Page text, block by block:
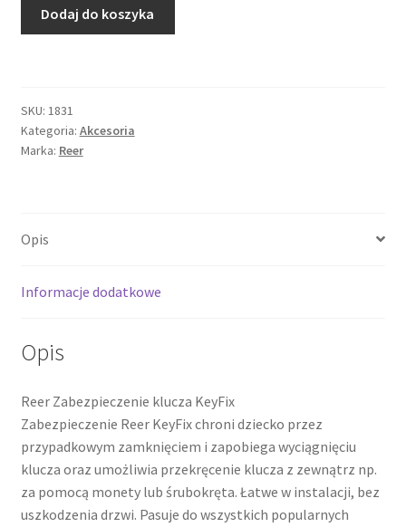
Dodaj do koszyka
SKU: 1831
Kategoria: Akcesoria
Marka: Reer
Opis
Informacje dodatkowe
Opis
Reer Zabezpieczenie klucza KeyFix
Zabezpieczenie Reer KeyFix chroni dziecko przez
przypadkowym zamknięciem i zapobiega wyciągnięciu
klucza oraz umożliwia przekręcenie klucza z zewnątrz np.
za pomocą monety lub śrubokręta. Łatwe w instalacji, bez
uszkodzenia drzwi. Pasuje do wszystkich popularnych